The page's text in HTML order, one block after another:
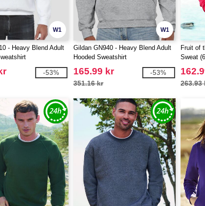
W1
- Heavy Blend Adult
-53%
W1
Gildan GN940 - Heavy Blend Adult
Hooded Sweatshirt
165.99 kr
351.16 kr
-53%
Fruit of
Sweat
263.93